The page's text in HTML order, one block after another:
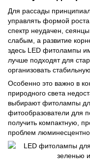
Для рассады
управлять формой
спектр неудачен,
слабым, а развитие
здесь LED фитолампы
лучше подходят для
организовать
Особенно это важно в
природного света
выбираютфитолампы
фитообразователи для
получить компактную,
проблем